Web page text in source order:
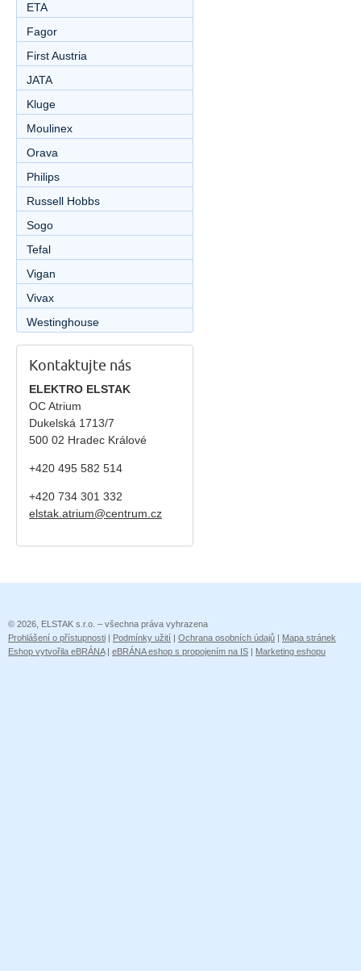
ETA
Fagor
First Austria
JATA
Kluge
Moulinex
Orava
Philips
Russell Hobbs
Sogo
Tefal
Vigan
Vivax
Westinghouse
Kontaktujte nás
ELEKTRO ELSTAK
OC Atrium
Dukelská 1713/7
500 02 Hradec Králové
+420 495 582 514
+420 734 301 332
elstak.atrium@centrum.cz
© 2026, ELSTAK s.r.o. – všechna práva vyhrazena
Prohlášení o přístupnosti | Podmínky užití | Ochrana osobních údajů | Mapa stránek
Eshop vytvořila eBRÁNA| eBRÁNA eshop s propojením na IS | Marketing eshopu